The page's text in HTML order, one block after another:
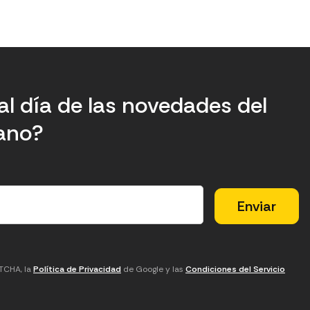
día de las novedades del
laPolítica de Privacidad de Google y las Condiciones del Servicio